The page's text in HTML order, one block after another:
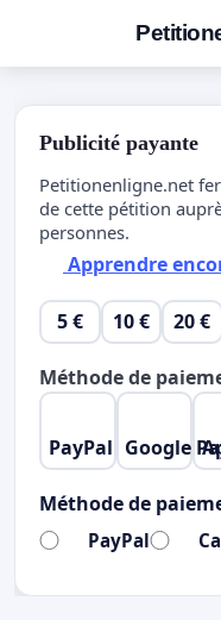
Publicité payante
Petitionenligne.net
de cette pétition
personnes.
Apprendre
5 € 10 € 20 €
Méthode de
PayPal Google
Méthode de
PayPal